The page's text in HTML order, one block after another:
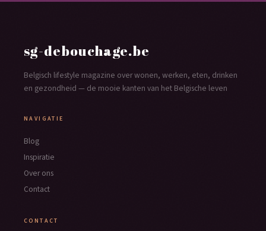
sg-debouchage.be
Belgisch lifestyle magazine over wonen, werken, eten, drinken
en gezondheid — de mooie kanten van het Belgische leven
NAVIGATIE
Blog
Inspiratie
Over ons
Contact
CONTACT